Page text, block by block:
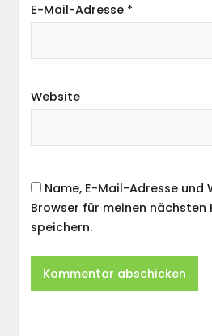
E-Mail-Adresse *
Website
Name, E-Mail-Adresse und
Browser für meinen nächsten
speichern.